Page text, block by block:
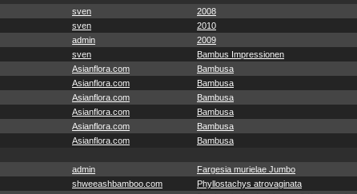
sven 2008
sven 2010
admin 2009
sven Bambus Impressionen
Asianflora.com Bambusa
Asianflora.com Bambusa
Asianflora.com Bambusa
Asianflora.com Bambusa
Asianflora.com Bambusa
Asianflora.com Bambusa
admin Fargesia murielae Jumbo
shweeashbamboo.com Phyllostachys atrovaginata